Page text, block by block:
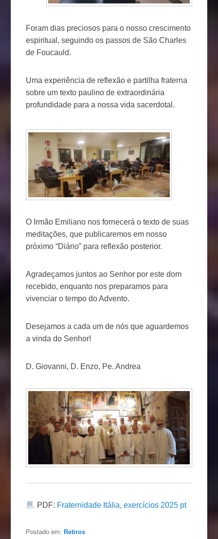
Foram dias preciosos para o nosso crescimento
espiritual, seguindo os passos de São Charles
de Foucauld.
Uma experiência de reflexão e partilha fraterna
sobre um texto paulino de extraordinária
profundidade para a nossa vida sacerdotal.
O Irmão Emiliano nos fornecerá o texto de suas
meditações, que publicaremos em nosso
próximo “Diário” para reflexão posterior.
Agradeçamos juntos ao Senhor por este dom
recebido, enquanto nos preparamos para
vivenciar o tempo do Advento.
Desejamos a cada um de nós que aguardemos
a vinda do Senhor!
D. Giovanni, D. Enzo, Pe. Andrea
PDF: Fraternidade Itália, exercícios 2025 pt
Postado em: Retiros